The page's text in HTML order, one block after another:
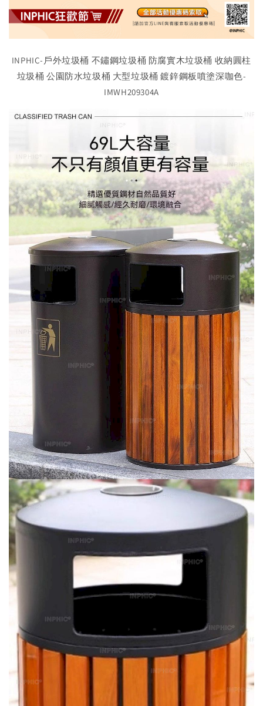
INPHIC-戶外垃圾桶 不鏽鋼垃圾桶 防腐實木垃圾桶 收納圓柱
垃圾桶 公園防水垃圾桶 大型垃圾桶 鍍鋅鋼板噴塗深咖色-
IMWH209304A